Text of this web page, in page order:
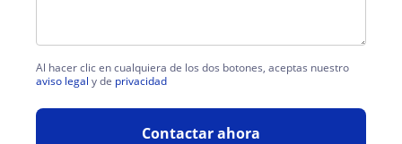
Al hacer clic en cualquiera de los dos botones, aceptas nuestro
aviso legal y de privacidad
Contactar ahora